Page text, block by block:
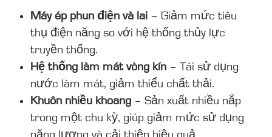
Máy ép phun điện và lai – Giảm mức tiêu
thụ điện năng so với hệ thống thủy lực
truyền thống.
Hệ thống làm mát vòng kín – Tái sử dụng
nước làm mát, giảm thiểu chất thải.
Khuôn nhiều khoang – Sản xuất nhiều nắp
trong một chu kỳ, giúp giảm mức sử dụng
năng lượng và cải thiện hiệu quả.